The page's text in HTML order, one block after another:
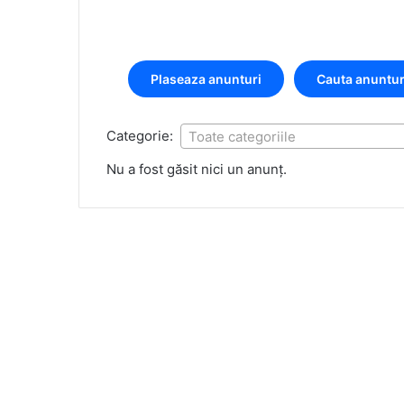
Plaseaza anunturi Cauta
Categorie:
Toate categoriile
Nu a fost găsit nici un anunț.